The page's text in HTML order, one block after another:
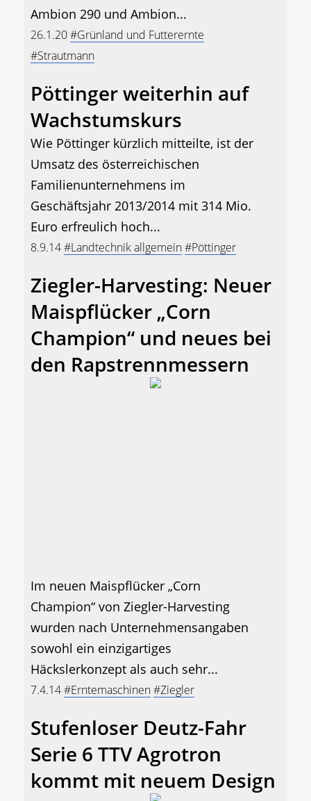
Ambion 290 und Ambion...
26.1.20#Grünland und Futterernte
#Strautmann
Pöttinger weiterhin auf
Wachstumskurs
Wie Pöttinger kürzlich mitteilte, ist der
Umsatz des österreichischen
Familienunternehmens im
Geschäftsjahr 2013/2014 mit 314 Mio.
Euro erfreulich hoch...
8.9.14#Landtechnik allgemein#Pöttinger
Ziegler-Harvesting: Neuer
Maispflücker „Corn
Champion“ und neues bei
den Rapstrennmessern
Im neuen Maispflücker „Corn
Champion“ von Ziegler-Harvesting
wurden nach Unternehmensangaben
sowohl ein einzigartiges
Häckslerkonzept als auch sehr...
7.4.14#Erntemaschinen#Ziegler
Stufenloser Deutz-Fahr
Serie 6 TTV Agrotron
kommt mit neuem Design